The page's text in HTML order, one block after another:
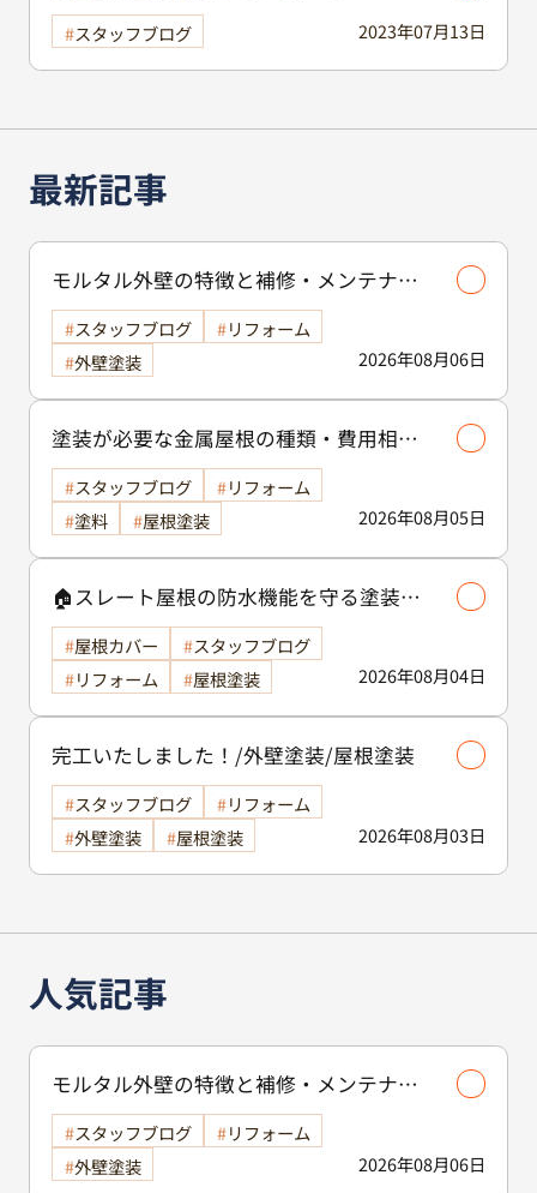
最新記事
モルタル外壁の特徴と補修・メンテナン
ス方法を徹底解説！/外壁塗装
2026年08月06日
スタッフブログ
リフォーム
外壁塗装
塗装が必要な金属屋根の種類・費用相場
等解説いたします🖊️
2026年08月05日
スタッフブログ
リフォーム
塗料
屋根塗装
🏠スレート屋根の防水機能を守る塗装の
役割🏠/屋根塗装
2026年08月04日
屋根カバー
スタッフブログ
リフォーム
屋根塗装
完工いたしました！/外壁塗装/屋根塗装
2026年08月03日
スタッフブログ
リフォーム
外壁塗装
屋根塗装
人気記事
モルタル外壁の特徴と補修・メンテナン
ス方法を徹底解説！/外壁塗装
2026年08月06日
スタッフブログ
リフォーム
外壁塗装
2023年07月13日
スタッフブログ